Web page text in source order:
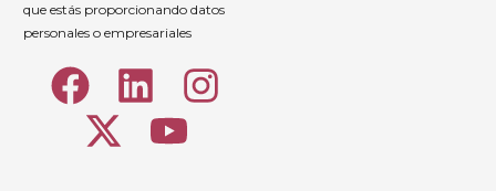
que estás proporcionando datos
personales o empresariales